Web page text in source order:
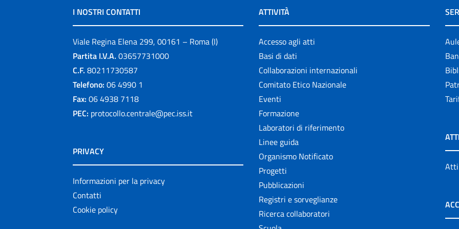
I NOSTRI CONTATTI
Viale Regina Elena 299, 00161 – Roma (I)
Partita I.V.A. 03657731000
C.F. 80211730587
Telefono: 06 4990 1
Fax: 06 4938 7118
PEC: protocollo.centrale@pec.iss.it
PRIVACY
Informazioni per la privacy
Contatti
Cookie policy
ATTIVITÀ
Accesso agli atti
Basi di dati
Collaborazioni internazionali
Comitato Etico Nazionale
Eventi
Formazione
Laboratori di riferimento
Linee guida
Organismo Notificato
Progetti
Pubblicazioni
Registri e sorveglianze
Ricerca collaboratori
Atti